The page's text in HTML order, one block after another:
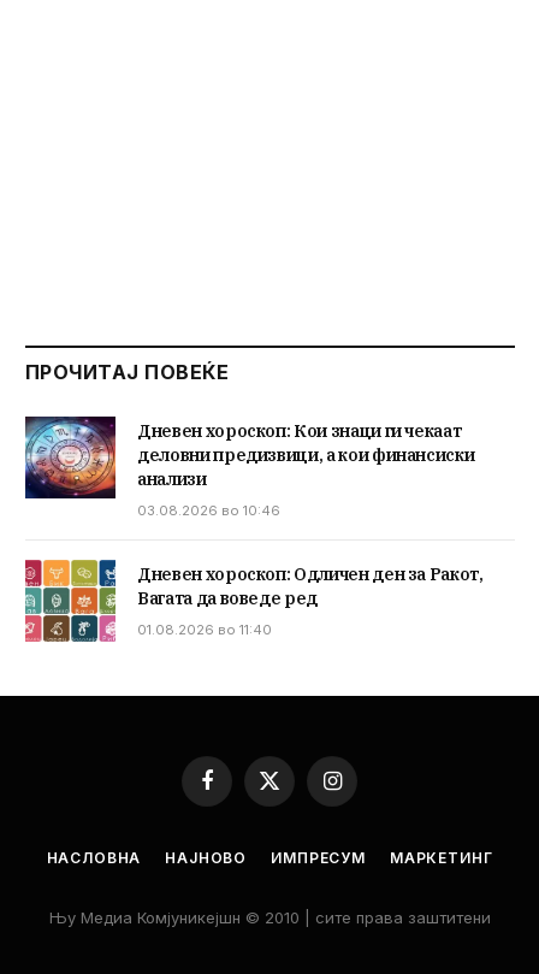
ПРОЧИТАЈ ПОВЕЌЕ
Дневен хороскоп: Кои знаци ги чекаат
деловни предизвици, а кои финансиски
анализи
03.08.2026 во 10:46
Дневен хороскоп: Одличен ден за Ракот,
Вагата да воведе ред
01.08.2026 во 11:40
Facebook
X
(Twitter)
Instagram
НАСЛОВНА НАЈНОВО ИМПРЕСУМ МАРКЕТИНГ
Њу Медиа Комјуникејшн © 2010 | сите права заштитени